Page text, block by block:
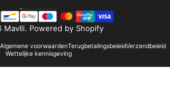
Mavlli. Powered by Shopify
Algemene voorwaardenTerugbetalingsbeleidVerzendbeleid
Wettelijke kennisgeving
Taal